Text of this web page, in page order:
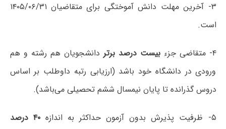
۳- آخرین مهلت دانش آموختگی برای متقاضیان ۱۴۰۵/۰۶/۳۱
است.
۴- متقاضی جزء بیست درصد برتر دانشجویان هم رشته و هم
ورودی در دانشگاه خود باشد (ارزیابی رتبه داوطلب بر اساس
دروس گذرانده تا پایان نیمسال ششم تحصیلی می‌باشد).
۵- ظرفیت پذیرش بدون آزمون حداکثر به اندازه
۴۰ درصد